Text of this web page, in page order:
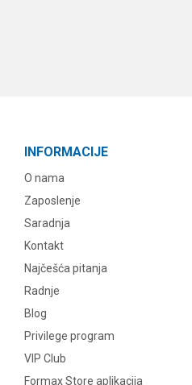
INFORMACIJE
O nama
Zaposlenje
Saradnja
Kontakt
Najčešća pitanja
Radnje
Blog
Privilege program
VIP Club
Formax Store aplikacija